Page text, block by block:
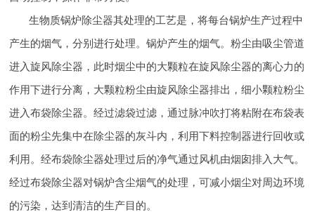
生物质锅炉除尘器其处理的工艺是，将每台锅炉生产过程中
产生的烟气，分别进行处理。锅炉产生的烟气。粉尘由吸尘管道
进入旋风除尘器，此时烟尘中的大颗粒在旋风除尘器的离心力的
作用下进行分离，大颗粒粉尘由旋风除尘器排出，细小颗粒粉尘
进入布袋除尘器。经过滤袋过滤，通过脉冲吹打将粘附在布袋表
面的粉尘先集中在除尘器的灰斗内，利用下料控制器进行回收或
利用。经布袋除尘器处理过后的净气通过风机由烟囱排入大气。
经过布袋除尘器对锅炉含尘烟气的处理，可减小烟尘对周边环境
的污染，达到清洁的生产目的。